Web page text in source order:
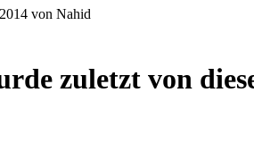
von Nahid
zuletzt von